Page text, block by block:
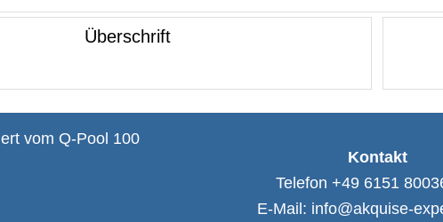
Überschrift
vom Q-Pool 100
Kontakt
Telefon +49 6151
E-Mail: info@akquise-